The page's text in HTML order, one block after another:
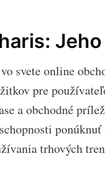
svete online
pre
a obchodné
trhových